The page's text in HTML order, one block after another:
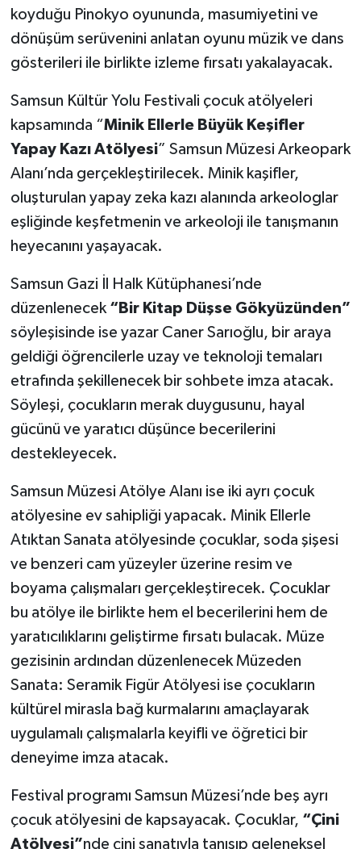
koyduğu Pinokyo oyununda, masumiyetini ve
dönüşüm serüvenini anlatan oyunu müzik ve dans
gösterileri ile birlikte izleme fırsatı yakalayacak.
Samsun Kültür Yolu Festivali çocuk atölyeleri
kapsamında “Minik Ellerle Büyük Keşifler
Yapay Kazı Atölyesi” Samsun Müzesi Arkeopark
Alanı’nda gerçekleştirilecek. Minik kaşifler,
oluşturulan yapay zeka kazı alanında arkeologlar
eşliğinde keşfetmenin ve arkeoloji ile tanışmanın
heyecanını yaşayacak.
Samsun Gazi İl Halk Kütüphanesi’nde
düzenlenecek “Bir Kitap Düşse Gökyüzünden”
söyleşisinde ise yazar Caner Sarıoğlu, bir araya
geldiği öğrencilerle uzay ve teknoloji temaları
etrafında şekillenecek bir sohbete imza atacak.
Söyleşi, çocukların merak duygusunu, hayal
gücünü ve yaratıcı düşünce becerilerini
destekleyecek.
Samsun Müzesi Atölye Alanı ise iki ayrı çocuk
atölyesine ev sahipliği yapacak. Minik Ellerle
Atıktan Sanata atölyesinde çocuklar, soda şişesi
ve benzeri cam yüzeyler üzerine resim ve
boyama çalışmaları gerçekleştirecek. Çocuklar
bu atölye ile birlikte hem el becerilerini hem de
yaratıcılıklarını geliştirme fırsatı bulacak. Müze
gezisinin ardından düzenlenecek Müzeden
Sanata: Seramik Figür Atölyesi ise çocukların
kültürel mirasla bağ kurmalarını amaçlayarak
uygulamalı çalışmalarla keyifli ve öğretici bir
deneyime imza atacak.
Festival programı Samsun Müzesi’nde beş ayrı
çocuk atölyesini de kapsayacak. Çocuklar, “Çini
Atölyesi”nde çini sanatıyla tanışıp geleneksel